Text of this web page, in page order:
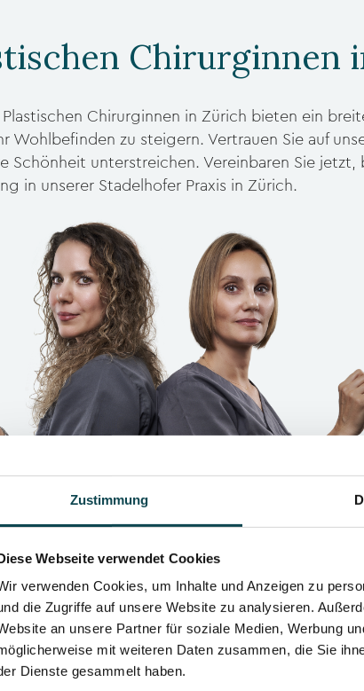
Zustimmung
Webseite verwendet Cookies
verwenden Cookies, um Inhalte und Anzeigen zu
die Zugriffe auf unsere Website zu analysieren.
an unsere Partner für soziale Medien, Werbung
mit weiteren Daten zusammen, die Sie
Dienste gesammelt haben.
Chirurginnen
Chirurginnen in Zürich bieten ein
Wohlbefinden zu steigern. Vertrauen Sie auf
Schönheit unterstreichen. Vereinbaren Sie
in unserer Stadelhofer Praxis in Zürich.